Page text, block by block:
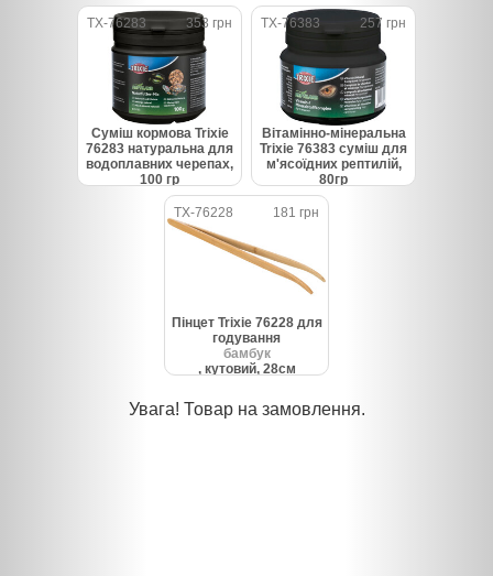
TX-76283 353 грн
Суміш кормова Trixie
76283 натуральна для
водоплавних черепах,
100 гр
TX-76383 257 грн
Вітамінно-мінеральна
Trixie 76383 суміш для
м'ясоїдних рептилій,
80гр
TX-76228 181 грн
Пінцет Trixie 76228 для
годування
бамбук
, кутовий, 28см
Увага! Товар на замовлення.